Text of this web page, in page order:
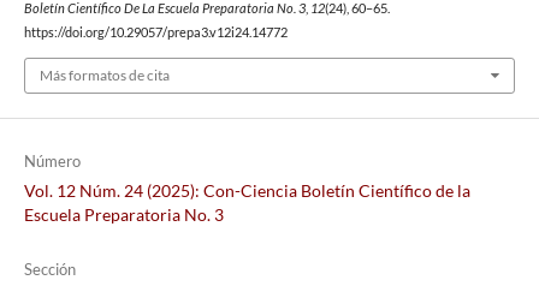
Boletín Científico De La Escuela Preparatoria No. 3, 12(24), 60–65.
https://doi.org/10.29057/prepa3.v12i24.14772
Más formatos de cita
Número
Vol. 12 Núm. 24 (2025): Con-Ciencia Boletín Científico de la
Escuela Preparatoria No. 3
Sección